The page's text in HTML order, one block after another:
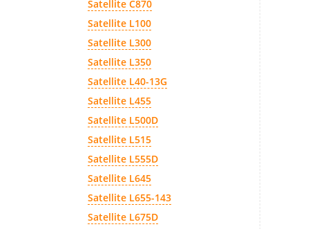
Satellite C870
Satellite L100
Satellite L300
Satellite L350
Satellite L40-13G
Satellite L455
Satellite L500D
Satellite L515
Satellite L555D
Satellite L645
Satellite L655-143
Satellite L675D